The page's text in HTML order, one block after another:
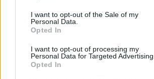
I want to opt-out of the Sale of my
Personal Data.
Opted In
I want to opt-out of processing my
Personal Data for Targeted Advertising.
Opted In
4